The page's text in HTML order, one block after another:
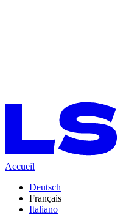
Accueil
Deutsch
Français
Italiano